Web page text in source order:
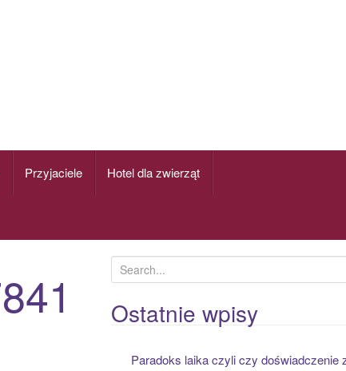
Przyjaciele Hotel dla zwierząt
e
a
r
Ostatnie wpisy
Paradoks laika czyli czy doświadczenie